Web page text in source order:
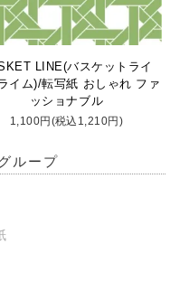
LINE(バスケットライ
イム)/転写紙 おしゃれ ファ
ッショナブル
1,100円(税込1,210円)
ループ